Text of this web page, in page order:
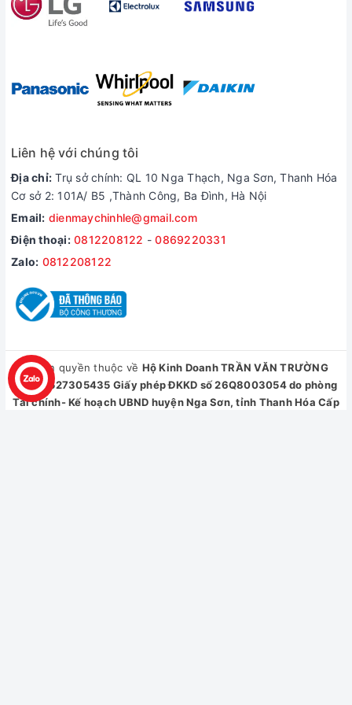
Công nghệ giặt đặc biệt
là công nghệ giặt nước lạnh, sử dụng tia UV
*Hình ảnh chỉ mang tính chất minh họa
-Hệ thống Active Foamhòa tan bột giặt tạo thành hàng triệu
các bọt khí nhỏ li ti để chúng thẩm thấu sâu vào từng thớ vải,
quét sạch các vết bẩn, tránh được tình trạng chất giặt tẩy bị
Liên hệ với chúng tôi
Địa chỉ: Trụ sở chính: QL 10 Nga Thạch, Nga Sơn, Thanh Hóa
Cơ sở 2: 101A/ B5 ,Thành Công, Ba Đình, Hà Nội
Email: dienmaychinhle@gmail.com
Điện thoại: 0812208122 -0869220331
Zalo: 0812208122
© Bản quyền thuộc về Hộ Kinh Doanh TRẦN VĂN TRƯỜNG
MST 8527305435 Giấy phép ĐKKD số 26Q8003054 do phòng
Tài chính- Kế hoạch UBND huyện Nga Sơn, tỉnh Thanh Hóa Cấp